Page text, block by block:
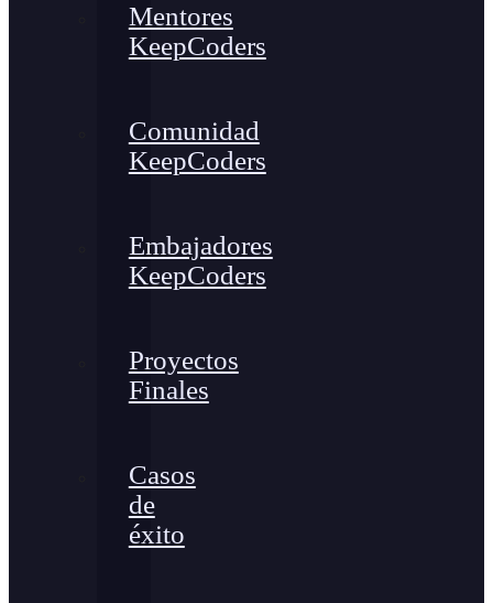
Mentores
KeepCoders
Comunidad
KeepCoders
Embajadores
KeepCoders
Proyectos
Finales
Casos
de
éxito